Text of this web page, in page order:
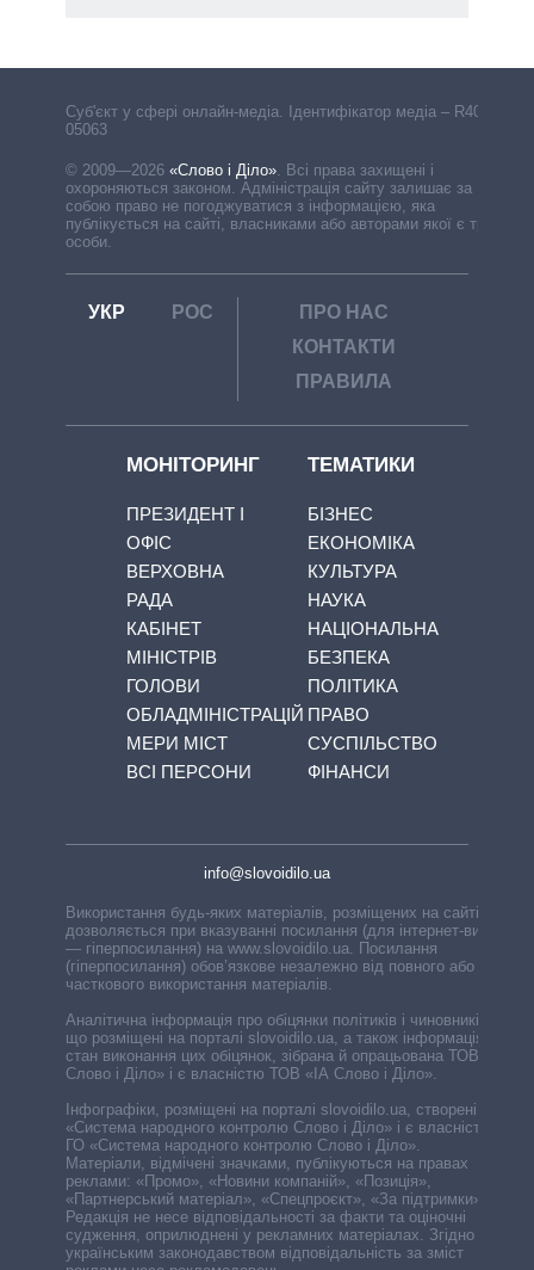
Cуб'єкт у сфері онлайн-медіа. Ідентифікатор медіа – R40-
05063
© 2009—2026 «Слово і Діло». Всі права захищені і
охороняються законом. Адміністрація сайту залишає за
собою право не погоджуватися з інформацією, яка
публікується на сайті, власниками або авторами якої є треті
особи.
УКР РОС
ПРО НАС
КОНТАКТИ
ПРАВИЛА
МОНІТОРИНГ
ПРЕЗИДЕНТ І
ОФІС
ВЕРХОВНА
РАДА
КАБІНЕТ
МІНІСТРІВ
ГОЛОВИ
ОБЛАДМІНІСТРАЦІЙ
МЕРИ МІСТ
ВСІ ПЕРСОНИ
ТЕМАТИКИ
БІЗНЕС
ЕКОНОМІКА
КУЛЬТУРА
НАУКА
НАЦІОНАЛЬНА
БЕЗПЕКА
ПОЛІТИКА
ПРАВО
СУСПІЛЬСТВО
ФІНАНСИ
info@slovoidilo.ua
Використання будь-яких матеріалів, розміщених на сайті,
дозволяється при вказуванні посилання (для інтернет-видань
— гіперпосилання) на www.slovoidilo.ua. Посилання
(гіперпосилання) обов’язкове незалежно від повного або
часткового використання матеріалів.
Аналітична інформація про обіцянки політиків і чиновників,
що розміщені на порталі slovoidilo.ua, а також інформація про
стан виконання цих обіцянок, зібрана й опрацьована ТОВ «ІА
Слово і Діло» і є власністю ТОВ «ІА Слово і Діло».
Інфографіки, розміщені на порталі slovoidilo.ua, створені ГО
«Система народного контролю Слово і Діло» і є власністю
ГО «Система народного контролю Слово і Діло».
Матеріали, відмічені значками, публікуються на правах
реклами: «Промо», «Новини компаній», «Позиція»,
«Партнерський матеріал», «Спецпроєкт», «За підтримки».
Редакція не несе відповідальності за факти та оціночні
судження, оприлюднені у рекламних матеріалах. Згідно з
українським законодавством відповідальність за зміст